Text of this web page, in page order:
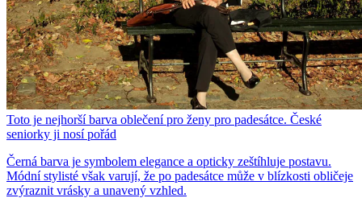
Toto je nejhorší barva oblečení pro ženy pro padesátce. České
seniorky ji nosí pořád
Černá barva je symbolem elegance a opticky zeštíhluje postavu.
Módní stylisté však varují, že po padesátce může v blízkosti obličeje
zvýraznit vrásky a unavený vzhled.